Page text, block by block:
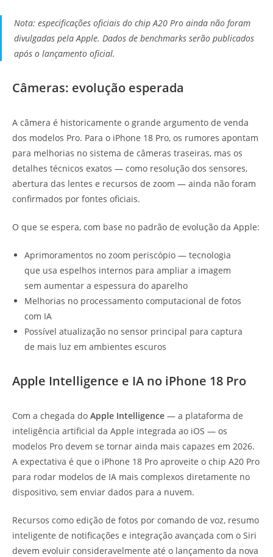
Nota: especificações oficiais do chip A20 Pro ainda não foram
divulgadas pela Apple. Dados de benchmarks serão publicados
após o lançamento oficial.
Câmeras: evolução esperada
A câmera é historicamente o grande argumento de venda
dos modelos Pro. Para o iPhone 18 Pro, os rumores apontam
para melhorias no sistema de câmeras traseiras, mas os
detalhes técnicos exatos — como resolução dos sensores,
abertura das lentes e recursos de zoom — ainda não foram
confirmados por fontes oficiais.
O que se espera, com base no padrão de evolução da Apple:
Aprimoramentos no zoom periscópio — tecnologia
que usa espelhos internos para ampliar a imagem
sem aumentar a espessura do aparelho
Melhorias no processamento computacional de fotos
com IA
Possível atualização no sensor principal para captura
de mais luz em ambientes escuros
Apple Intelligence e IA no iPhone 18 Pro
Com a chegada do Apple Intelligence — a plataforma de
inteligência artificial da Apple integrada ao iOS — os
modelos Pro devem se tornar ainda mais capazes em 2026.
A expectativa é que o iPhone 18 Pro aproveite o chip A20 Pro
para rodar modelos de IA mais complexos diretamente no
dispositivo, sem enviar dados para a nuvem.
Recursos como edição de fotos por comando de voz, resumo
inteligente de notificações e integração avançada com o Siri
devem evoluir consideravelmente até o lançamento da nova